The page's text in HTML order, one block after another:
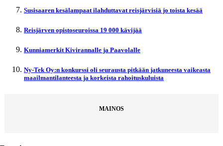
Susisaaren kesälampaat ilahduttavat reisjärvisiä jo toista kesää
Reisjärven opistoseuroissa 19 000 kävijää
Kunniamerkit Kivirannalle ja Paavolalle
Ny-Tek Oy:n konkurssi oli seurausta pitkään jatkuneesta vaikeasta
maailmantilanteesta ja korkeista rahoituskuluista
MAINOS